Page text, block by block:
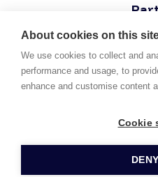
Demo
Morphean SA ©
About cookies on this
We use cookies to collect and
performance and usage, to
enhance and customise content
Cookie